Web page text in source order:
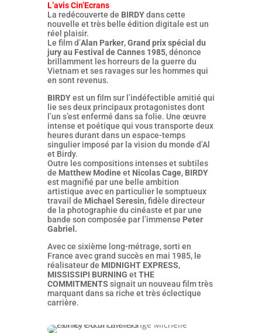
L’avis Cin’Ecrans
La redécouverte de BIRDYdans cette
nouvelle et très belle édition digitale est un
réel plaisir.
Le film d’Alan Parker,Grand prix spécial du
jury au Festival de Cannes 1985, dénonce
brillamment les horreurs de la guerre du
Vietnam et ses ravages sur les hommes qui
en sont revenus.
BIRDYest un film sur l’indéfectible amitié qui
lie ses deux principaux protagonistes dont
l’un s’est enfermé dans sa folie. Une œuvre
intense et poétique qui vous transporte deux
heures durant dans un espace-temps
singulier imposé par la vision du monde d’Al
et Birdy.
Outre les compositions intenses et subtiles
de Matthew Modineet Nicolas Cage, BIRDY
est magnifié par une belle ambition
artistique avec en particulier le somptueux
travail de Michael Seresin, fidèle directeur
de la photographie du cinéaste et par une
bande son composée par l’immense Peter
Gabriel.
Avec ce sixième long-métrage, sorti en
France avec grand succès en mai 1985, le
réalisateur de MIDNIGHT EXPRESS,
MISSISSIPI BURNING etTHE
COMMITMENTS signait un nouveau film très
marquant dans sa riche et très éclectique
carrière.